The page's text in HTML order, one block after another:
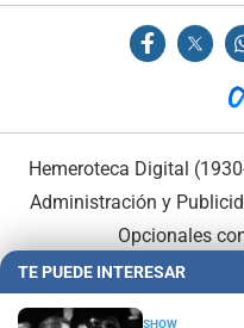
Hemeroteca Digital
Administración y
Opcionales
TE PUEDE INTERESAR
SHOW